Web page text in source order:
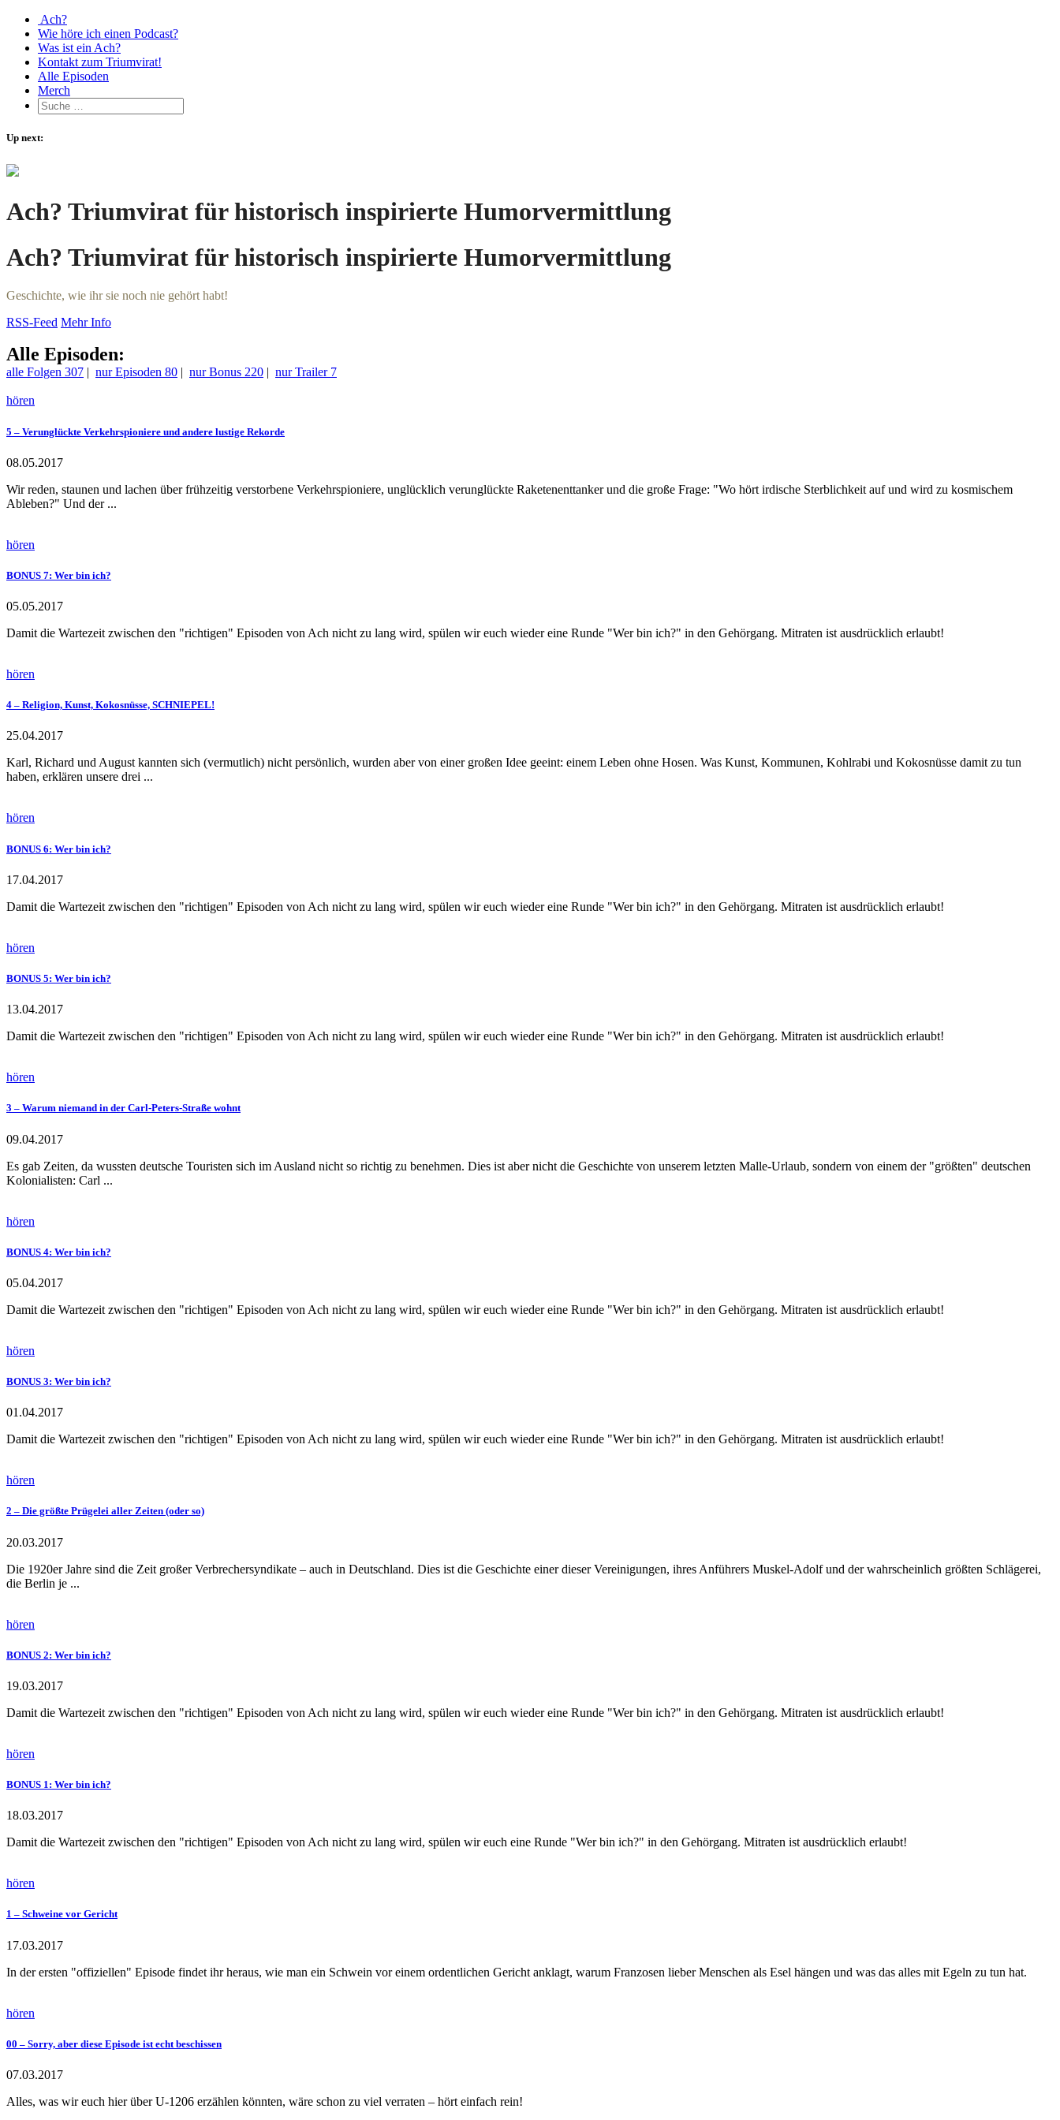
Ach?
Wie höre ich einen Podcast?
Was ist ein Ach?
Kontakt zum Triumvirat!
Alle Episoden
Merch
Up next:
Ach? Triumvirat für historisch inspirierte Humorvermittlung
Ach? Triumvirat für historisch inspirierte Humorvermittlung
Geschichte, wie ihr sie noch nie gehört habt!
RSS-Feed Mehr Info
Alle Episoden:
alle Folgen 307 nur Episoden 80 nur Bonus 220 nur Trailer 7
hören
5 – Verunglückte Verkehrspioniere und andere lustige Rekorde
08.05.2017
Wir reden, staunen und lachen über frühzeitig verstorbene Verkehrspioniere, unglücklich verunglückte Raketenenttanker und die große Frage: "Wo hört irdische Sterblichkeit auf und wird zu kosmischem
Ableben?" Und der ...
hören
BONUS 7: Wer bin ich?
05.05.2017
Damit die Wartezeit zwischen den "richtigen" Episoden von Ach nicht zu lang wird, spülen wir euch wieder eine Runde "Wer bin ich?" in den Gehörgang. Mitraten ist ausdrücklich erlaubt!
hören
4 – Religion, Kunst, Kokosnüsse, SCHNIEPEL!
25.04.2017
Karl, Richard und August kannten sich (vermutlich) nicht persönlich, wurden aber von einer großen Idee geeint: einem Leben ohne Hosen. Was Kunst, Kommunen, Kohlrabi und Kokosnüsse damit zu tun
haben, erklären unsere drei ...
hören
BONUS 6: Wer bin ich?
17.04.2017
Damit die Wartezeit zwischen den "richtigen" Episoden von Ach nicht zu lang wird, spülen wir euch wieder eine Runde "Wer bin ich?" in den Gehörgang. Mitraten ist ausdrücklich erlaubt!
hören
BONUS 5: Wer bin ich?
13.04.2017
Damit die Wartezeit zwischen den "richtigen" Episoden von Ach nicht zu lang wird, spülen wir euch wieder eine Runde "Wer bin ich?" in den Gehörgang. Mitraten ist ausdrücklich erlaubt!
hören
3 – Warum niemand in der Carl-Peters-Straße wohnt
09.04.2017
Es gab Zeiten, da wussten deutsche Touristen sich im Ausland nicht so richtig zu benehmen. Dies ist aber nicht die Geschichte von unserem letzten Malle-Urlaub, sondern von einem der "größten" deutschen
Kolonialisten: Carl ...
hören
BONUS 4: Wer bin ich?
05.04.2017
Damit die Wartezeit zwischen den "richtigen" Episoden von Ach nicht zu lang wird, spülen wir euch wieder eine Runde "Wer bin ich?" in den Gehörgang. Mitraten ist ausdrücklich erlaubt!
hören
BONUS 3: Wer bin ich?
01.04.2017
Damit die Wartezeit zwischen den "richtigen" Episoden von Ach nicht zu lang wird, spülen wir euch wieder eine Runde "Wer bin ich?" in den Gehörgang. Mitraten ist ausdrücklich erlaubt!
hören
2 – Die größte Prügelei aller Zeiten (oder so)
20.03.2017
Die 1920er Jahre sind die Zeit großer Verbrechersyndikate – auch in Deutschland. Dies ist die Geschichte einer dieser Vereinigungen, ihres Anführers Muskel-Adolf und der wahrscheinlich größten Schlägerei,
die Berlin je ...
hören
BONUS 2: Wer bin ich?
19.03.2017
Damit die Wartezeit zwischen den "richtigen" Episoden von Ach nicht zu lang wird, spülen wir euch wieder eine Runde "Wer bin ich?" in den Gehörgang. Mitraten ist ausdrücklich erlaubt!
hören
BONUS 1: Wer bin ich?
18.03.2017
Damit die Wartezeit zwischen den "richtigen" Episoden von Ach nicht zu lang wird, spülen wir euch eine Runde "Wer bin ich?" in den Gehörgang. Mitraten ist ausdrücklich erlaubt!
hören
1 – Schweine vor Gericht
17.03.2017
In der ersten "offiziellen" Episode findet ihr heraus, wie man ein Schwein vor einem ordentlichen Gericht anklagt, warum Franzosen lieber Menschen als Esel hängen und was das alles mit Egeln zu tun hat.
hören
00 – Sorry, aber diese Episode ist echt beschissen
07.03.2017
Alles, was wir euch hier über U-1206 erzählen könnten, wäre schon zu viel verraten – hört einfach rein!